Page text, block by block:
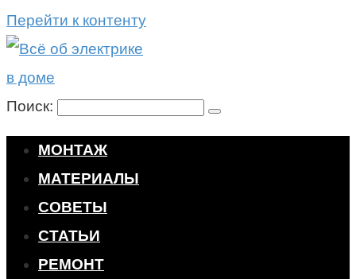
Перейти к контенту
Поиск:
МОНТАЖ
МАТЕРИАЛЫ
СОВЕТЫ
СТАТЬИ
РЕМОНТ